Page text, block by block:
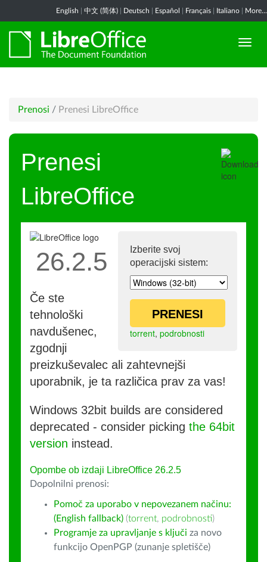
English 中文 (简体) Deutsch Español Français Italiano More...
Prenosi / Prenesi LibreOffice
Prenesi
LibreOffice
Izberite svoj
operacijski sistem:
PRENESI
torrent, podrobnosti
26.2.5
Če ste
tehnološki
navdušenec,
zgodnji
preizkuševalec ali zahtevnejši
uporabnik, je ta različica prav za vas!
Windows 32bit builds are considered
deprecated - consider picking the 64bit
version instead.
Opombe ob izdaji LibreOffice 26.2.5
Dopolnilni prenosi:
Pomoč za uporabo v nepovezanem načinu:
(English fallback) (torrent, podrobnosti)
Programje za upravljanje s ključi za novo
funkcijo OpenPGP (zunanje spletišče)